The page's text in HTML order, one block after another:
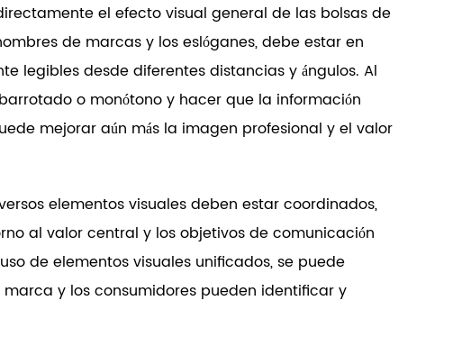
el efecto visual general de las bolsas de
de marcas y los eslóganes, debe estar en
legibles desde diferentes distancias y ángulos. Al
o monótono y hacer que la información
mejorar aún más la imagen profesional y el valor
elementos visuales deben estar coordinados,
al valor central y los objetivos de comunicación
de elementos visuales unificados, se puede
y los consumidores pueden identificar y